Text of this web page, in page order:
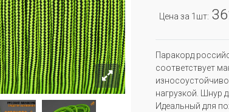
Цена за 1шт:
Паракорд
соответствует
нагрузкой. Шнур
Идеальный для